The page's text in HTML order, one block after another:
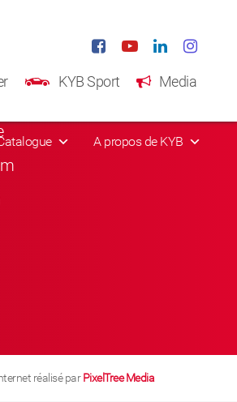
KYB Sport Media
A propos de KYB
réalisé parPixelTree Media